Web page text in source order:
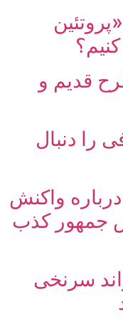
قدیم و
چه هدفی را دنبال
واکنش
جمهور کذب
سرنخی